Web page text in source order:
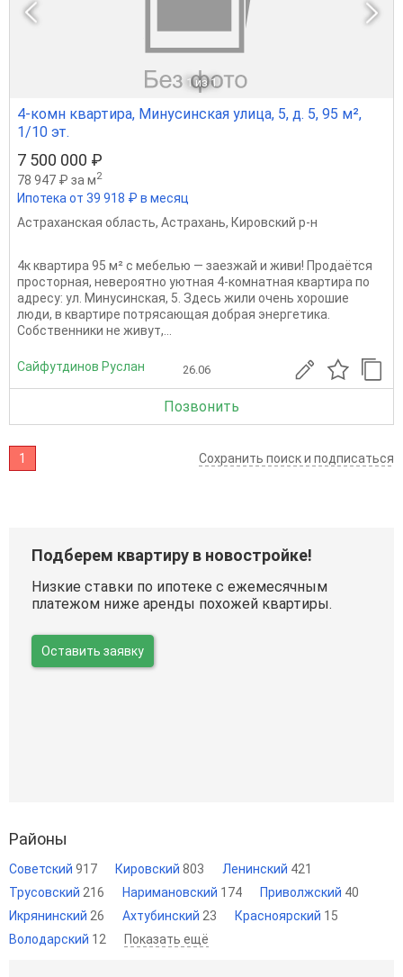
1 из 1
4-комн квартира, Минусинская улица, 5, д. 5, 95 м²,
1/10 эт.
7 500 000 ₽
78 947 ₽ за м2
Ипотека от 39 918 ₽ в месяц
Астраханская область, Астрахань, Кировский р-н
4к квартира 95 м² с мебелью — заезжай и живи! Продаётся
просторная, невероятно уютная 4-комнатная квартира по
адресу: ул. Минусинская, 5. Здесь жили очень хорошие
люди, в квартире потрясающая добрая энергетика.
Собственники не живут,...
Сайфутдинов Руслан 26.06
Позвонить
1 Сохранить поиск и подписаться
Подберем квартиру в новостройке!
Низкие ставки по ипотеке с ежемесячным
платежом ниже аренды похожей квартиры.
Оставить заявку
Районы
Советский 917 Кировский 803 Ленинский 421
Трусовский 216 Наримановский 174 Приволжский 40
Икрянинский 26 Ахтубинский 23 Красноярский 15
Володарский 12 Показать ещё